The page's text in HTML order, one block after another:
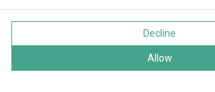
Decline
Allow
Imprint
Tietosuoja
Kaikki oikeudet pidätetään